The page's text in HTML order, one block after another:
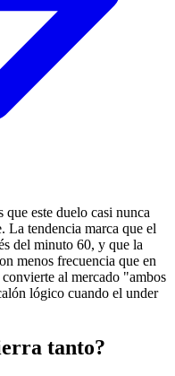
este duelo casi nunca
La tendencia marca que el
del minuto 60, y que la
menos frecuencia que en
al mercado "ambos
lógico cuando el under
tanto?